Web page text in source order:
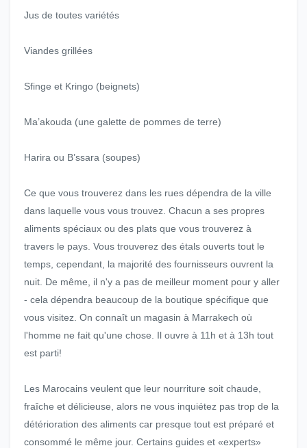
Jus de toutes variétés
Viandes grillées
Sfinge et Kringo (beignets)
Ma’akouda (une galette de pommes de terre)
Harira ou B’ssara (soupes)
Ce que vous trouverez dans les rues dépendra de la ville
dans laquelle vous vous trouvez. Chacun a ses propres
aliments spéciaux ou des plats que vous trouverez à
travers le pays. Vous trouverez des étals ouverts tout le
temps, cependant, la majorité des fournisseurs ouvrent la
nuit. De même, il n'y a pas de meilleur moment pour y aller
- cela dépendra beaucoup de la boutique spécifique que
vous visitez. On connaît un magasin à Marrakech où
l'homme ne fait qu'une chose. Il ouvre à 11h et à 13h tout
est parti!
Les Marocains veulent que leur nourriture soit chaude,
fraîche et délicieuse, alors ne vous inquiétez pas trop de la
détérioration des aliments car presque tout est préparé et
consommé le même jour. Certains guides et «experts»